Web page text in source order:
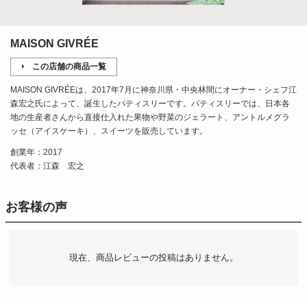
MAISON GIVRÉE
この店舗の商品一覧
MAISON GIVRÉEは、2017年7月に神奈川県・中央林間にオーナー・シェフ江
森宏之氏によって、誕生したパティスリーです。パティスリーでは、日本各
地の生産者さんから直接仕入れた果物や野菜のジェラート、アントルメグラ
ッセ（アイスケーキ）、スイーツを販売しています。
創業年：2017
代表者：江森 宏之
お客様の声
現在、商品レビューの投稿はありません。